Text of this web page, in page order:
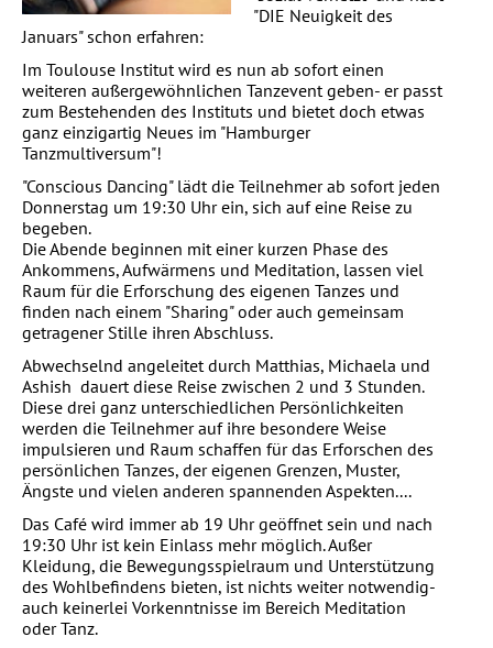
"DIE Neuigkeit des
Januars" schon erfahren:
Im Toulouse Institut wird es nun ab sofort einen
weiteren außergewöhnlichen Tanzevent geben- er passt
zum Bestehenden des Instituts und bietet doch etwas
ganz einzigartig Neues im "Hamburger
Tanzmultiversum"!
"Conscious Dancing" lädt die Teilnehmer ab sofort jeden
Donnerstag um 19:30 Uhr ein, sich auf eine Reise zu
begeben.
Die Abende beginnen mit einer kurzen Phase des
Ankommens, Aufwärmens und Meditation, lassen viel
Raum für die Erforschung des eigenen Tanzes und
finden nach einem "Sharing" oder auch gemeinsam
getragener Stille ihren Abschluss.
Abwechselnd angeleitet durch Matthias, Michaela und
Ashish dauert diese Reise zwischen 2 und 3 Stunden.
Diese drei ganz unterschiedlichen Persönlichkeiten
werden die Teilnehmer auf ihre besondere Weise
impulsieren und Raum schaffen für das Erforschen des
persönlichen Tanzes, der eigenen Grenzen, Muster,
Ängste und vielen anderen spannenden Aspekten....
Das Café wird immer ab 19 Uhr geöffnet sein und nach
19:30 Uhr ist kein Einlass mehr möglich. Außer
Kleidung, die Bewegungsspielraum und Unterstützung
des Wohlbefindens bieten, ist nichts weiter notwendig-
auch keinerlei Vorkenntnisse im Bereich Meditation
oder Tanz.